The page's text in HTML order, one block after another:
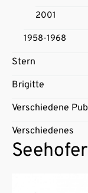
2001
1958-1968
Stern
Brigitte
Verschiedene
Verschiedenes